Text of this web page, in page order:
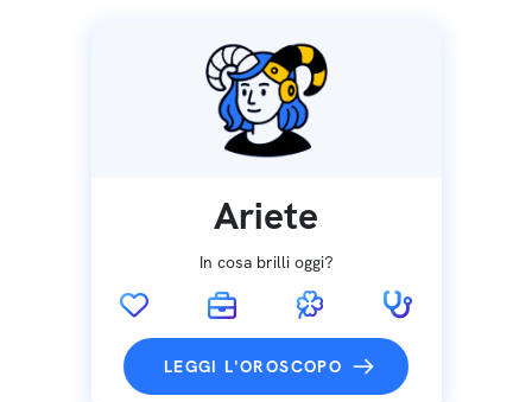
Ariete
In cosa brilli oggi?
LEGGI L'OROSCOPO